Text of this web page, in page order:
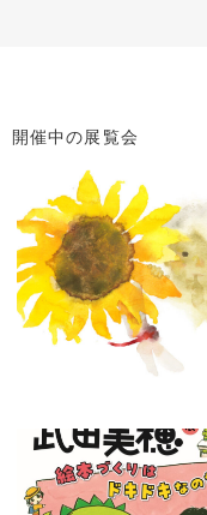
開催中の展覧会